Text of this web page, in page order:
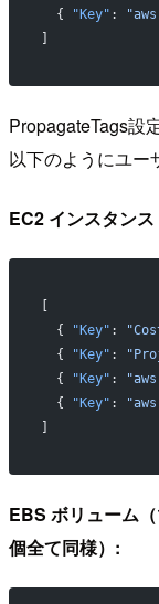
  {
"Key" :
PropagateTags設
以下のようにユー
EC2 インスタン
  {
"Key" :
  {
"Key" :
  {
"Key" :
  {
"Key" :
EBS ボリューム
個全て同様）: